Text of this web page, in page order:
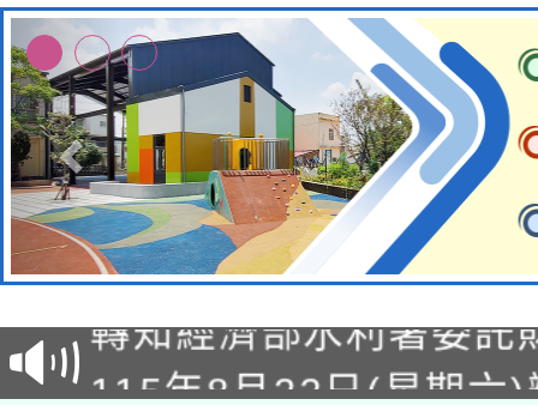
有關大陸委員會函釋公
薪期間赴陸應申請許可
業技術研究院辦理「
115年8月22日(星期六